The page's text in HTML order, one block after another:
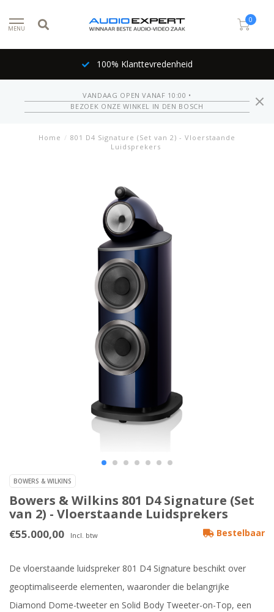
MENU
0
100% Klanttevredenheid
VANDAAG OPEN VANAF 10:00 •
BEZOEK ONZE WINKEL IN DEN BOSCH
Home / 801 D4 Signature (Set van 2) - Vloerstaande
Luidsprekers
BOWERS & WILKINS
Bowers & Wilkins 801 D4 Signature (Set
van 2) - Vloerstaande Luidsprekers
€55.000,00 Incl. btw Bestelbaar
De vloerstaande luidspreker 801 D4 Signature beschikt over
geoptimaliseerde elementen, waaronder die belangrijke
Diamond Dome-tweeter en Solid Body Tweeter-on-Top, een